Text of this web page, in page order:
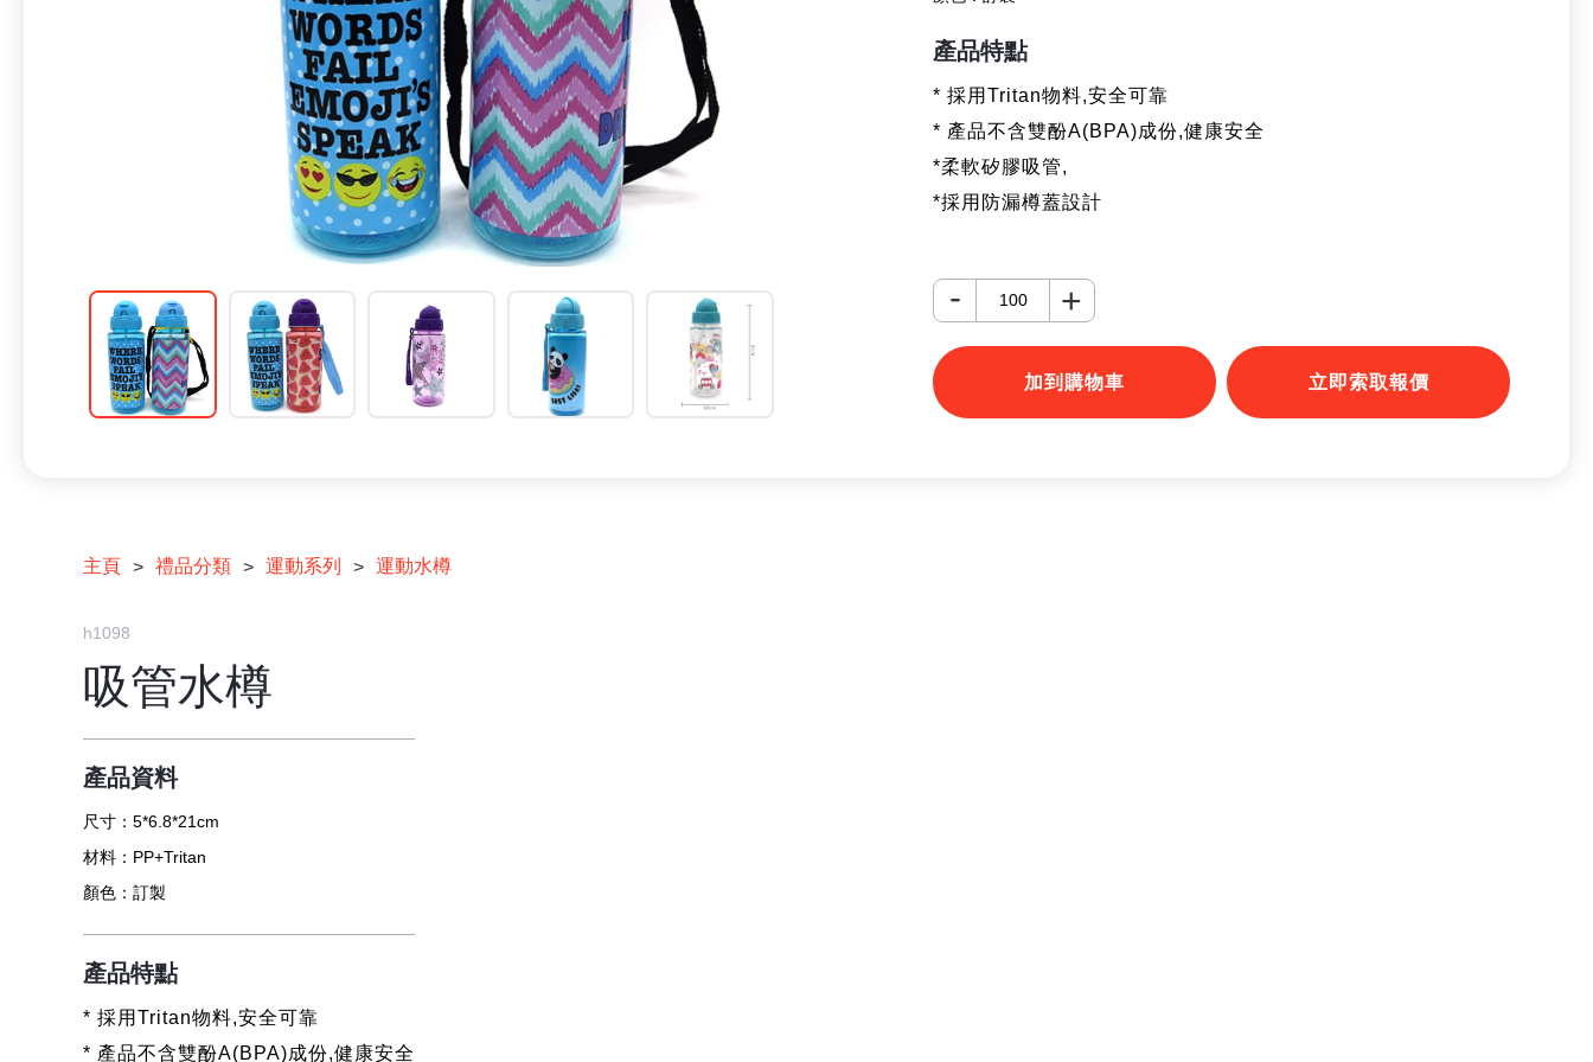
產品特點
* 採用Tritan物料,安全可靠
* 產品不含雙酚A(BPA)成份,健康安全
*柔軟矽膠吸管,
*採用防漏樽蓋設計
- +
加到購物車 立即索取報價
主頁 > 禮品分類 > 運動系列 > 運動水樽
h1098
吸管水樽
產品資料
尺寸： 5*6.8*21cm
材料： PP+Tritan
顏色： 訂製
產品特點
* 採用Tritan物料,安全可靠
* 產品不含雙酚A(BPA)成份,健康安全